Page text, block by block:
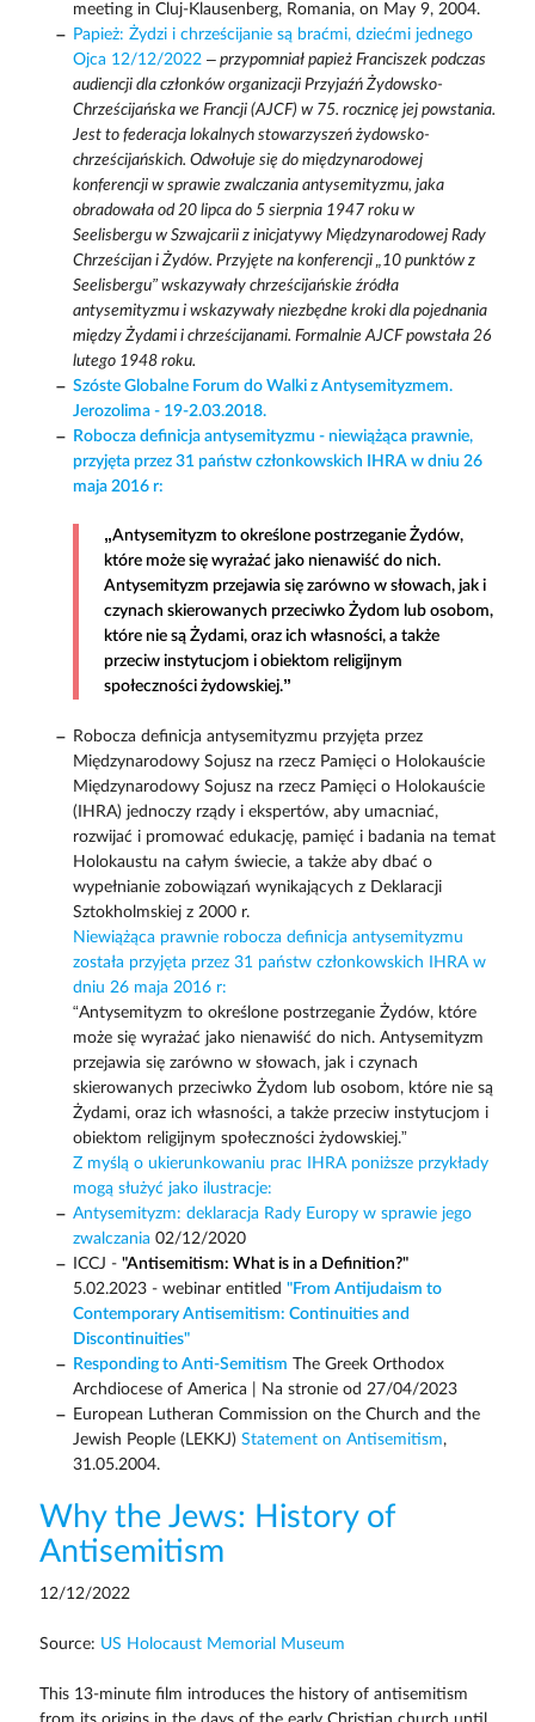
meeting in Cluj-Klausenberg, Romania, on May 9, 2004.
Papież: Żydzi i chrześcijanie są braćmi, dziećmi jednego
Ojca 12/12/2022 – przypomniał papież Franciszek podczas
audiencji dla członków organizacji Przyjaźń Żydowsko-
Chrześcijańska we Francji (AJCF) w 75. rocznicę jej powstania.
Jest to federacja lokalnych stowarzyszeń żydowsko-
chrześcijańskich. Odwołuje się do międzynarodowej
konferencji w sprawie zwalczania antysemityzmu, jaka
obradowała od 20 lipca do 5 sierpnia 1947 roku w
Seelisbergu w Szwajcarii z inicjatywy Międzynarodowej Rady
Chrześcijan i Żydów. Przyjęte na konferencji „10 punktów z
Seelisbergu” wskazywały chrześcijańskie źródła
antysemityzmu i wskazywały niezbędne kroki dla pojednania
między Żydami i chrześcijanami. Formalnie AJCF powstała 26
lutego 1948 roku.
Szóste Globalne Forum do Walki z Antysemityzmem.
Jerozolima - 19-2.03.2018.
Robocza definicja antysemityzmu - niewiążąca prawnie,
przyjęta przez 31 państw członkowskich IHRA w dniu 26
maja 2016 r:
„Antysemityzm to określone postrzeganie Żydów,
które może się wyrażać jako nienawiść do nich.
Antysemityzm przejawia się zarówno w słowach, jak i
czynach skierowanych przeciwko Żydom lub osobom,
które nie są Żydami, oraz ich własności, a także
przeciw instytucjom i obiektom religijnym
społeczności żydowskiej.”
Robocza definicja antysemityzmu przyjęta przez
Międzynarodowy Sojusz na rzecz Pamięci o Holokauście
Międzynarodowy Sojusz na rzecz Pamięci o Holokauście
(IHRA) jednoczy rządy i ekspertów, aby umacniać,
rozwijać i promować edukację, pamięć i badania na temat
Holokaustu na całym świecie, a także aby dbać o
wypełnianie zobowiązań wynikających z Deklaracji
Sztokholmskiej z 2000 r.
Niewiążąca prawnie robocza definicja antysemityzmu
została przyjęta przez 31 państw członkowskich IHRA w
dniu 26 maja 2016 r:
“Antysemityzm to określone postrzeganie Żydów, które
może się wyrażać jako nienawiść do nich. Antysemityzm
przejawia się zarówno w słowach, jak i czynach
skierowanych przeciwko Żydom lub osobom, które nie są
Żydami, oraz ich własności, a także przeciw instytucjom i
obiektom religijnym społeczności żydowskiej.”
Z myślą o ukierunkowaniu prac IHRA poniższe przykłady
mogą służyć jako ilustracje:
Antysemityzm: deklaracja Rady Europy w sprawie jego
zwalczania 02/12/2020
ICCJ - "Antisemitism: What is in a Definition?"
5.02.2023 - webinar entitled "From Antijudaism to
Contemporary Antisemitism: Continuities and
Discontinuities"
Responding to Anti-Semitism The Greek Orthodox
Archdiocese of America | Na stronie od 27/04/2023
European Lutheran Commission on the Church and the
Jewish People (LEKKJ) Statement on Antisemitism,
31.05.2004.
Why the Jews: History of
Antisemitism
12/12/2022
Source: US Holocaust Memorial Museum
This 13-minute film introduces the history of antisemitism